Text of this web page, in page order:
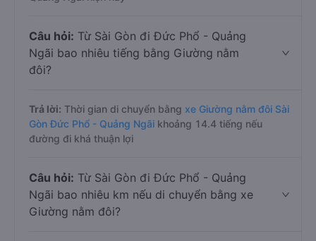
Câu hỏi: Từ Sài Gòn đi Đức Phổ - Quảng
Ngãi bao nhiêu tiếng bằng Giường nằm
đôi?
Trả lời: Thời gian di chuyển bằng xe Giường nằm đôi Sài
Gòn Đức Phổ - Quảng Ngãi khoảng 14.4 tiếng nếu
đường đi khá thuận lợi
Câu hỏi: Từ Sài Gòn đi Đức Phổ - Quảng
Ngãi bao nhiêu km nếu di chuyển bằng xe
Giường nằm đôi?